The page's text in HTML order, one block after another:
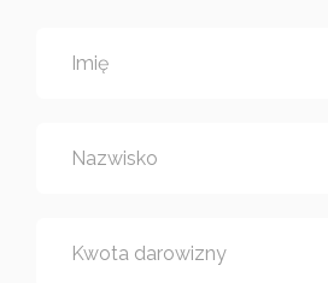
Imię
Nazwisko
Kwota darowizny